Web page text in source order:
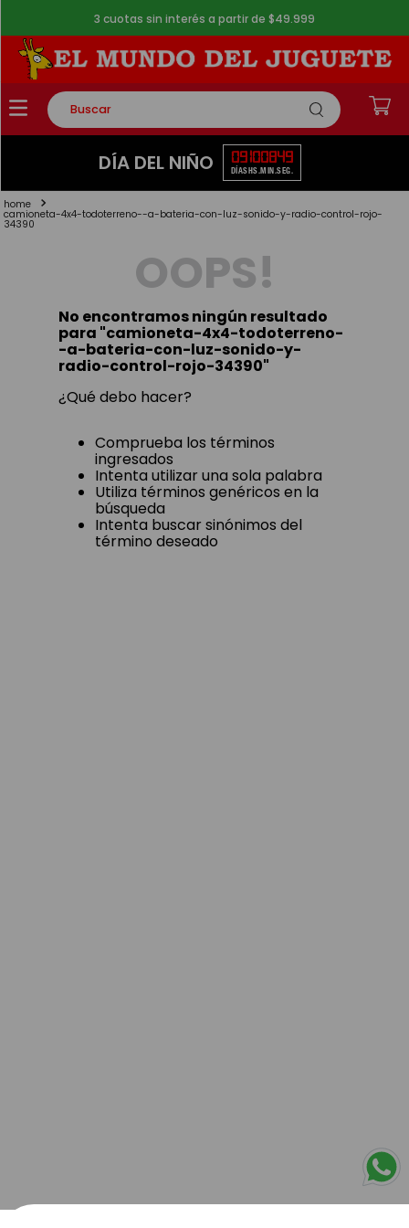
3 cuotas sin interés a partir de $49.999
Buscar
TÉRMINOS MÁS BUSCADOS
2.
lego
DÍA DEL NIÑO 09
DÍAS
10
HS.
08
MIN.
48
SEG.
camioneta-4x4-todoterreno--a-bateria-con-luz-sonido-y-radio-control-rojo-
34390
OOPS!
No encontramos ningún resultado
para "camioneta-4x4-todoterreno-
-a-bateria-con-luz-sonido-y-
radio-control-rojo-34390"
¿Qué debo hacer?
Comprueba los términos
ingresados
Intenta utilizar una sola palabra
Utiliza términos genéricos en la
búsqueda
Intenta buscar sinónimos del
término deseado